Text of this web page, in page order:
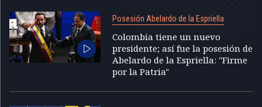
Posesión Abelardo de la Espriella
Colombia tiene un nuevo
presidente; así fue la posesión de
Abelardo de la Espriella: "Firme
por la Patria"